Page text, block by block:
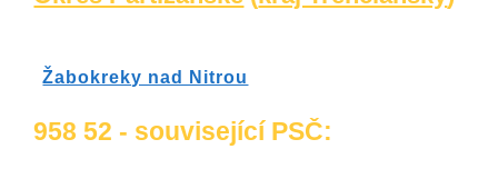
Žabokreky nad Nitrou
958 52 - související PSČ: